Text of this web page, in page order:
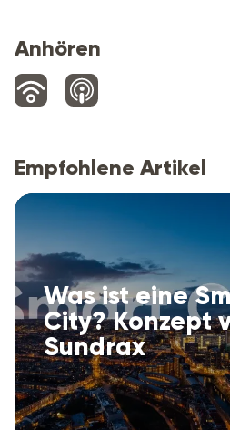
Anhören
Empfohlene Artikel
Was ist eine
City? Konzept
Sundrax